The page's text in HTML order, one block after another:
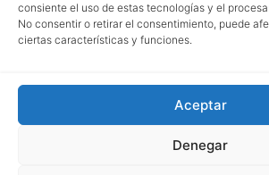
consiente el uso de estas tecnologías y el
No consentir o retirar el consentimiento, puede
ciertas características y funciones.
Aceptar
Denegar